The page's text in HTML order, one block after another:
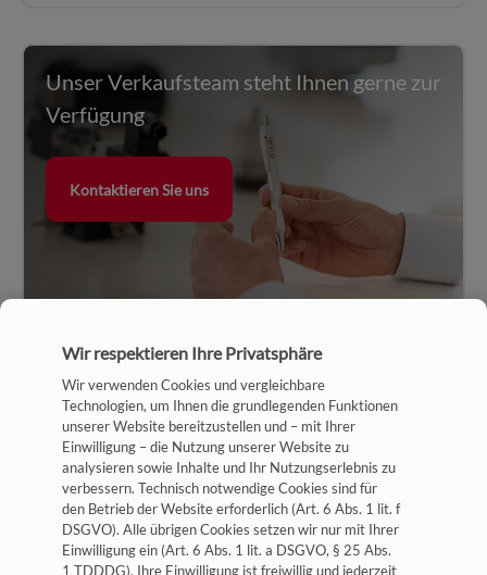
Unser Verkaufsteam steht Ihnen gerne zur
Verfügung
Kontaktieren Sie uns
Impressum
Datenschutz
Wir respektieren Ihre Privatsphäre
Wir verwenden Cookies und vergleichbare
Technologien, um Ihnen die grundlegenden Funktionen
unserer Website bereitzustellen und – mit Ihrer
Einwilligung – die Nutzung unserer Website zu
analysieren sowie Inhalte und Ihr Nutzungserlebnis zu
verbessern. Technisch notwendige Cookies sind für
den Betrieb der Website erforderlich (Art. 6 Abs. 1 lit. f
DSGVO). Alle übrigen Cookies setzen wir nur mit Ihrer
Einwilligung ein (Art. 6 Abs. 1 lit. a DSGVO, § 25 Abs.
1 TDDDG). Ihre Einwilligung ist freiwillig und jederzeit